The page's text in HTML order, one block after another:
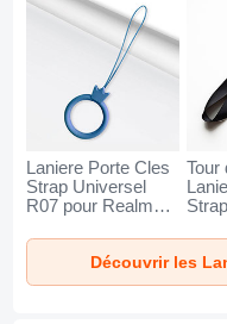
Laniere Porte Cles
Strap Universel
R07 pour Realme
Tour
V25
Découvrir les